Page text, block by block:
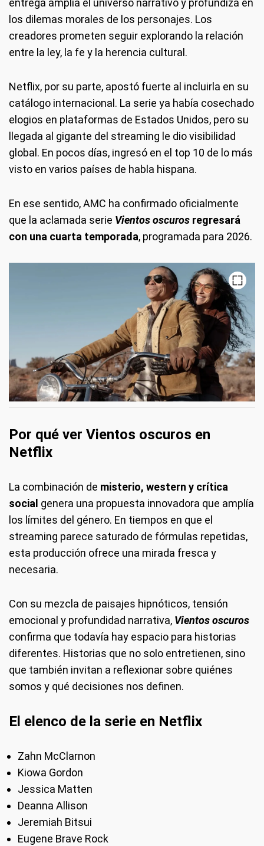
entrega amplía el universo narrativo y profundiza en
los dilemas morales de los personajes. Los
creadores prometen seguir explorando la relación
entre la ley, la fe y la herencia cultural.
Netflix, por su parte, apostó fuerte al incluirla en su
catálogo internacional. La serie ya había cosechado
elogios en plataformas de Estados Unidos, pero su
llegada al gigante del streaming le dio visibilidad
global. En pocos días, ingresó en el top 10 de lo más
visto en varios países de habla hispana.
En ese sentido, AMC ha confirmado oficialmente
que la aclamada serie Vientos oscuros regresará
con una cuarta temporada, programada para 2026.
Por qué ver Vientos oscuros en
Netflix
La combinación de misterio, western y crítica
social genera una propuesta innovadora que amplía
los límites del género. En tiempos en que el
streaming parece saturado de fórmulas repetidas,
esta producción ofrece una mirada fresca y
necesaria.
Con su mezcla de paisajes hipnóticos, tensión
emocional y profundidad narrativa, Vientos oscuros
confirma que todavía hay espacio para historias
diferentes. Historias que no solo entretienen, sino
que también invitan a reflexionar sobre quiénes
somos y qué decisiones nos definen.
El elenco de la serie en Netflix
Zahn McClarnon
Kiowa Gordon
Jessica Matten
Deanna Allison
Jeremiah Bitsui
Eugene Brave Rock